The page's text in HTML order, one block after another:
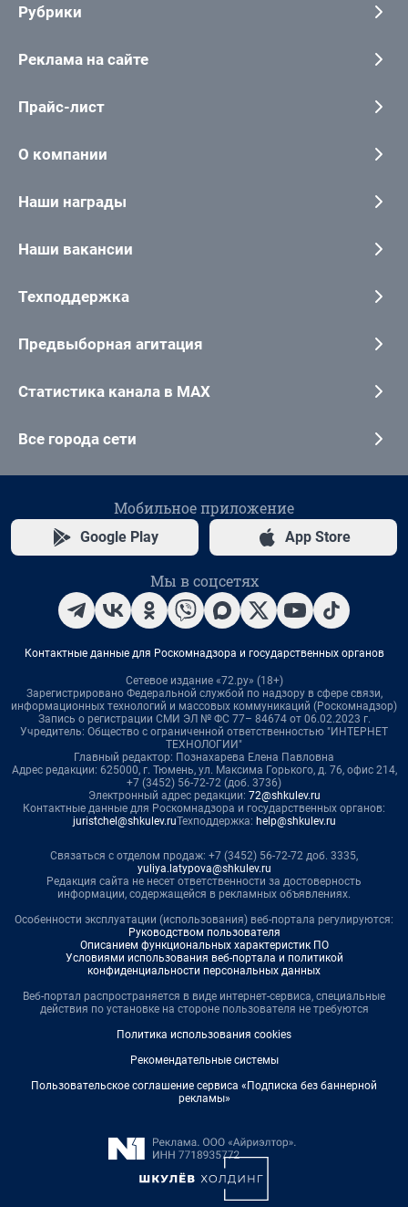
Рубрики
Реклама на сайте
Прайс-лист
О компании
Наши награды
Наши вакансии
Техподдержка
Предвыборная агитация
Статистика канала в MAX
Все города сети
Мобильное приложение
Google Play App Store
Мы в соцсетях
Контактные данные для Роскомнадзора и государственных органов
Сетевое издание «72.ру» (18+)
Зарегистрировано Федеральной службой по надзору в сфере связи,
информационных технологий и массовых коммуникаций (Роскомнадзор)
Запись о регистрации СМИ ЭЛ № ФС 77– 84674 от 06.02.2023 г.
Учредитель: Общество с ограниченной ответственностью "ИНТЕРНЕТ
ТЕХНОЛОГИИ"
Главный редактор: Познахарева Елена Павловна
Адрес редакции: 625000, г. Тюмень, ул. Максима Горького, д. 76, офис 214,
+7 (3452) 56-72-72 (доб. 3736)
Электронный адрес редакции: 72@shkulev.ru
Контактные данные для Роскомнадзора и государственных органов:
juristchel@shkulev.ruТехподдержка: help@shkulev.ru
Связаться с отделом продаж: +7 (3452) 56-72-72 доб. 3335,
yuliya.latypova@shkulev.ru
Редакция сайта не несет ответственности за достоверность
информации, содержащейся в рекламных объявлениях.
Особенности эксплуатации (использования) веб-портала регулируются:
Руководством пользователя
Описанием функциональных характеристик ПО
Условиями использования веб-портала и политикой
конфиденциальности персональных данных
Веб-портал распространяется в виде интернет-сервиса, специальные
действия по установке на стороне пользователя не требуются
Политика использования cookies
Рекомендательные системы
Пользовательское соглашение сервиса «Подписка без баннерной
рекламы»